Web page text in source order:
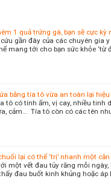
1 quả trứng gà, bạn sẽ cực kỳ
gần đây của các chuyên gia
mang tới cho bạn sức khỏe ‘từ
bằng tía tô vừa an toàn lại hiệu
tô có tính ấm, vị cay, nhiều tinh
cảm… Tía tô còn có các tên
lại có thể ‘trị’ nhanh một
một vết đau tủy răng mỗi
đau buốt kinh khủng hoặc áp